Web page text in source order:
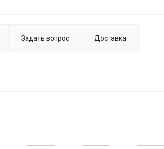
Задать вопрос Доставка